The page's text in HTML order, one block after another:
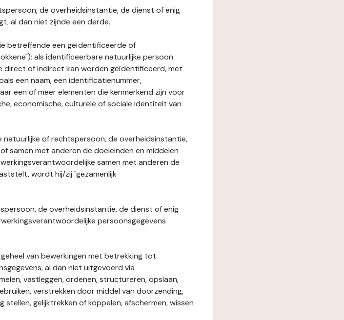
de overheidsinstantie, de dienst of enig
al dan niet zijnde een derde.
betreffende een geïdentificeerde of
als identificeerbare natuurlijke persoon
of indirect kan worden geïdentificeerd, met
een naam, een identificatienummer,
een of meer elementen die kenmerkend zijn voor
economische, culturele of sociale identiteit van
of rechtspersoon, de overheidsinstantie,
samen met anderen de doeleinden en middelen
samen met anderen de
wordt hij/zij "gezamenlijk
de overheidsinstantie, de dienst of enig
persoonsgegevens
van bewerkingen met betrekking tot
al dan niet uitgevoerd via
vastleggen, ordenen, structureren, opslaan,
verstrekken door middel van doorzending,
gelijktrekken of koppelen, afschermen, wissen